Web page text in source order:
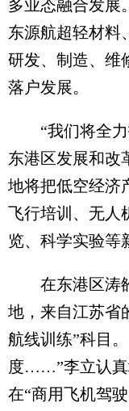
多业态融合发展
东源航超轻材料
研发、制造、维
落户发展。
“我们将全力
东港区发展和改
地将把低空经济
飞行培训、无人
览、科学实验等
在东港区涛雒
地，来自江苏省
航线训练”科目
度……”李立认真
在“商用飞机驾